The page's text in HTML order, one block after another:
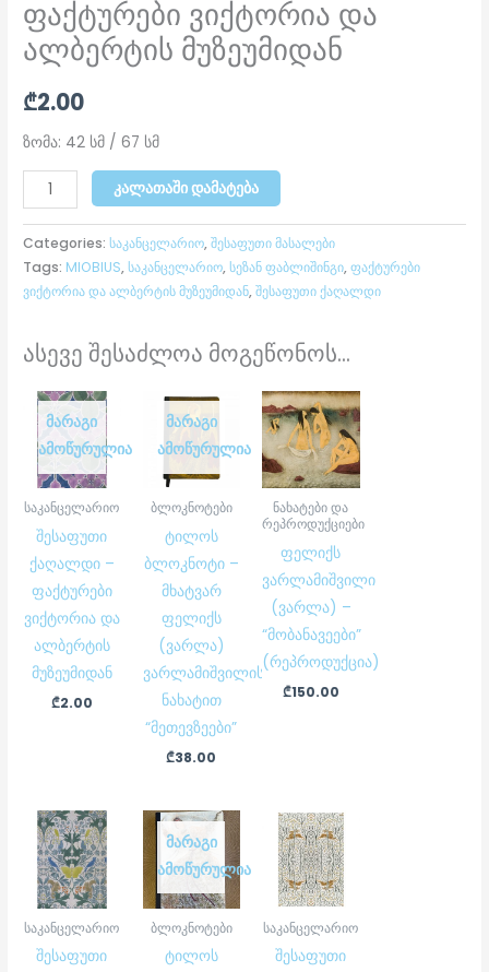
ფაქტურები ვიქტორია და
ალბერტის მუზეუმიდან
₾2.00
ზომა: 42 სმ / 67 სმ
ᲙᲐᲚᲐᲗᲐᲨᲘ ᲓᲐᲛᲐᲢᲔᲑᲐ
Categories:საკანცელარიო,შესაფუთი მასალები
Tags: MIOBIUS,საკანცელარიო,სეზან ფაბლიშინგი,ფაქტურები
ვიქტორია და ალბერტის მუზეუმიდან,შესაფუთი ქაღალდი
ასევე შესაძლოა მოგეწონოს...
ᲛᲐᲠᲐᲒᲘ
ᲐᲛᲝᲬᲣᲠᲣᲚᲘᲐ
საკანცელარიო
შესაფუთი
ქაღალდი –
ფაქტურები
ვიქტორია და
ალბერტის
მუზეუმიდან
₾2.00
ᲛᲐᲠᲐᲒᲘ
ᲐᲛᲝᲬᲣᲠᲣᲚᲘᲐ
ბლოკნოტები
ტილოს
ბლოკნოტი –
მხატვარ
ფელიქს
(ვარლა)
ვარლამიშვილის
ნახატით
“მეთევზეები”
₾38.00
ნახატები და
რეპროდუქციები
ფელიქს
ვარლამიშვილი
(ვარლა) –
“მობანავეები”
(რეპროდუქცია)
₾150.00
საკანცელარიო
შესაფუთი
ᲛᲐᲠᲐᲒᲘ
ᲐᲛᲝᲬᲣᲠᲣᲚᲘᲐ
ბლოკნოტები
ტილოს
საკანცელარიო
შესაფუთი